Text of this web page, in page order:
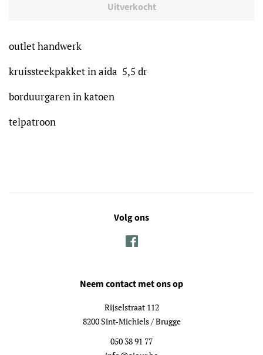
Uitverkocht
outlet handwerk
kruissteekpakket in aida 5,5 dr
borduurgaren in katoen
telpatroon
Volg ons
Neem contact met ons op
Rijselstraat 112
8200 Sint-Michiels / Brugge
050 38 91 77